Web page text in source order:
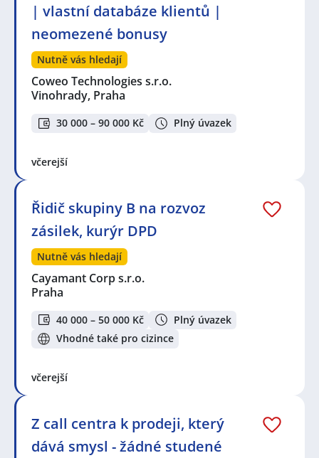
| vlastní databáze klientů |
neomezené bonusy
Nutně vás hledají
Coweo Technologies s.r.o.
Vinohrady, Praha
30 000 – 90 000 Kč Plný úvazek
včerejší
Řidič skupiny B na rozvoz
zásilek, kurýr DPD
Nutně vás hledají
Cayamant Corp s.r.o.
Praha
40 000 – 50 000 Kč
Plný úvazek
Vhodné také pro cizince
včerejší
Z call centra k prodeji, který
dává smysl - žádné studené